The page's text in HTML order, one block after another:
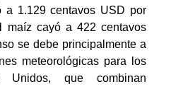
a 1.129 centavos USD por
maíz cayó a 422 centavos
se debe principalmente a
meteorológicas para los
Unidos, que combinan